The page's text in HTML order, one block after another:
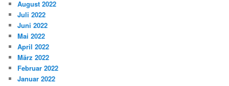
August 2022
Juli 2022
Juni 2022
Mai 2022
April 2022
März 2022
Februar 2022
Januar 2022